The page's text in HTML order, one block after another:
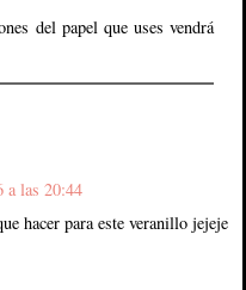
del papel que uses vendrá
a las 20:44
hacer para este veranillo jejeje